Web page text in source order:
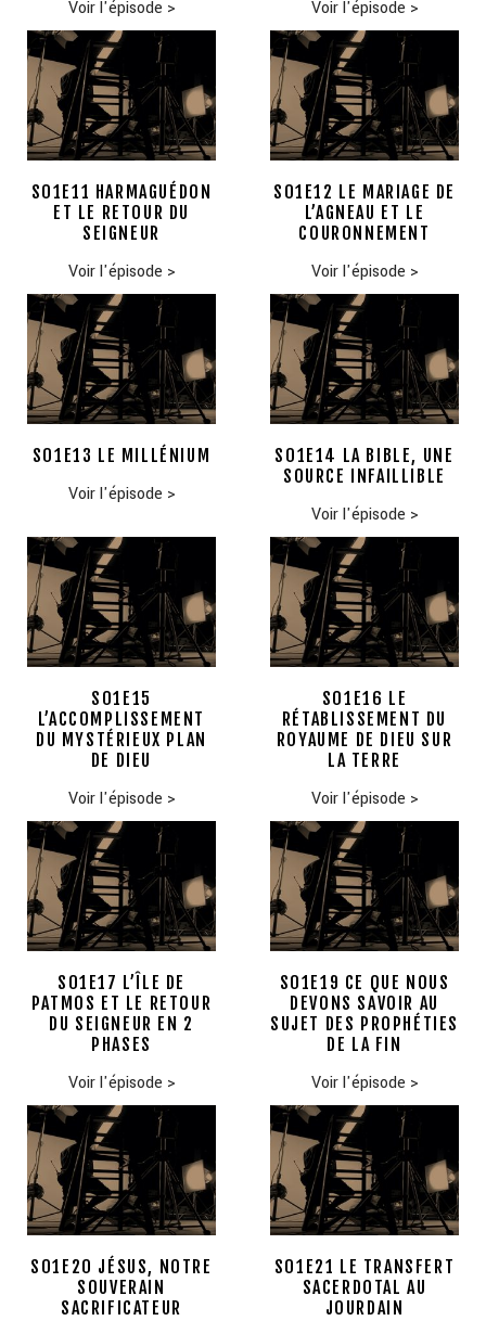
Voir l'épisode > Voir l'épisode >
S01E11 HARMAGUÉDON
ET LE RETOUR DU
SEIGNEUR
Voir l'épisode >
S01E12 LE MARIAGE DE
L’AGNEAU ET LE
COURONNEMENT
Voir l'épisode >
S01E13 LE MILLÉNIUM
Voir l'épisode >
S01E14 LA BIBLE, UNE
SOURCE INFAILLIBLE
Voir l'épisode >
S01E15
L’ACCOMPLISSEMENT
DU MYSTÉRIEUX PLAN
DE DIEU
Voir l'épisode >
S01E16 LE
RÉTABLISSEMENT DU
ROYAUME DE DIEU SUR
LA TERRE
Voir l'épisode >
S01E17 L’ÎLE DE
PATMOS ET LE RETOUR
DU SEIGNEUR EN 2
PHASES
Voir l'épisode >
S01E19 CE QUE NOUS
DEVONS SAVOIR AU
SUJET DES PROPHÉTIES
DE LA FIN
Voir l'épisode >
S01E20 JÉSUS, NOTRE
SOUVERAIN
SACRIFICATEUR
S01E21 LE TRANSFERT
SACERDOTAL AU
JOURDAIN